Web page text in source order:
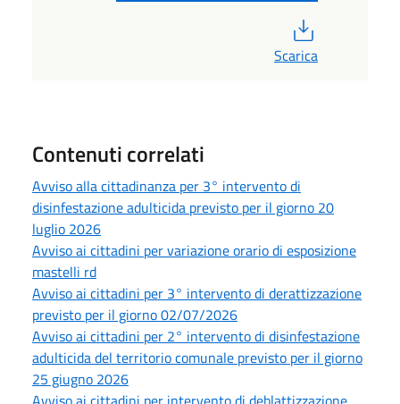
Scarica
Contenuti correlati
Avviso alla cittadinanza per 3° intervento di
disinfestazione adulticida previsto per il giorno 20
luglio 2026
Avviso ai cittadini per variazione orario di esposizione
mastelli rd
Avviso ai cittadini per 3° intervento di derattizzazione
previsto per il giorno 02/07/2026
Avviso ai cittadini per 2° intervento di disinfestazione
adulticida del territorio comunale previsto per il giorno
25 giugno 2026